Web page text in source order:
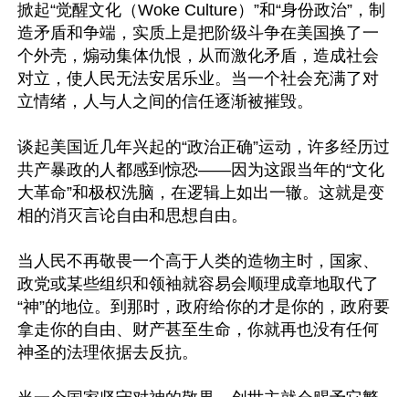
掀起“觉醒文化（Woke Culture）”和“身份政治”，制
造矛盾和争端，实质上是把阶级斗争在美国换了一
个外壳，煽动集体仇恨，从而激化矛盾，造成社会
对立，使人民无法安居乐业。当一个社会充满了对
立情绪，人与人之间的信任逐渐被摧毁。
谈起美国近几年兴起的“政治正确”运动，许多经历过
共产暴政的人都感到惊恐——因为这跟当年的“文化
大革命”和极权洗脑，在逻辑上如出一辙。这就是变
相的消灭言论自由和思想自由。
当人民不再敬畏一个高于人类的造物主时，国家、
政党或某些组织和领袖就容易会顺理成章地取代了
“神”的地位。到那时，政府给你的才是你的，政府要
拿走你的自由、财产甚至生命，你就再也没有任何
神圣的法理依据去反抗。